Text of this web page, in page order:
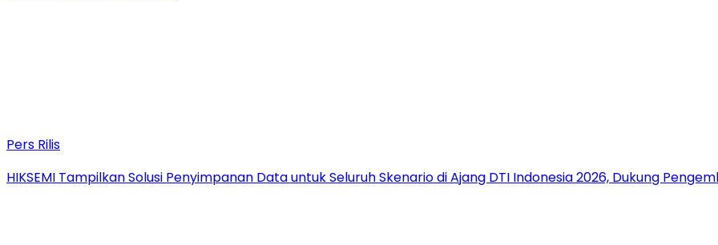
Pers Rilis
HIKSEMI Tampilkan Solusi Penyimpanan Data untuk Seluruh Skenario di Ajang DTI Indonesia 2026, Dukung